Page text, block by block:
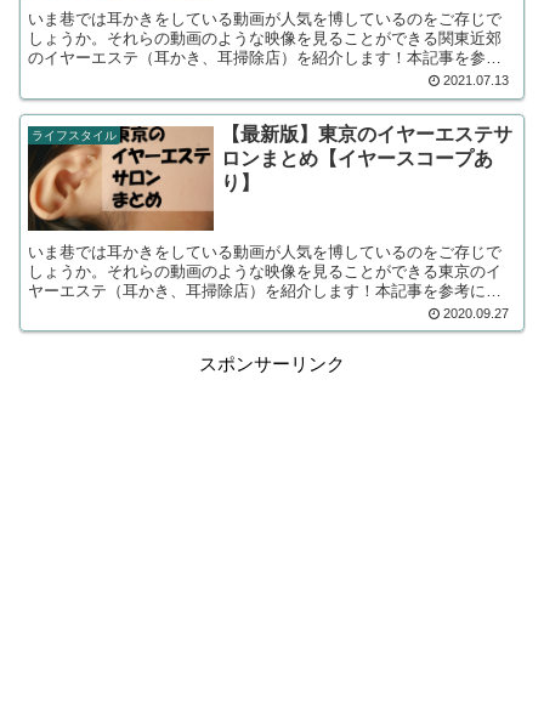
いま巷では耳かきをしている動画が人気を博しているのをご存じで
しょうか。それらの動画のような映像を見ることができる関東近郊
のイヤーエステ（耳かき、耳掃除店）を紹介します！本記事を参考
2021.07.13
ライフスタイル
【最新版】東京のイヤーエステサ
ロンまとめ【イヤースコープあ
り】
いま巷では耳かきをしている動画が人気を博しているのをご存じで
しょうか。それらの動画のような映像を見ることができる東京のイ
ヤーエステ（耳かき、耳掃除店）を紹介します！本記事を参考に是
2020.09.27
スポンサーリンク